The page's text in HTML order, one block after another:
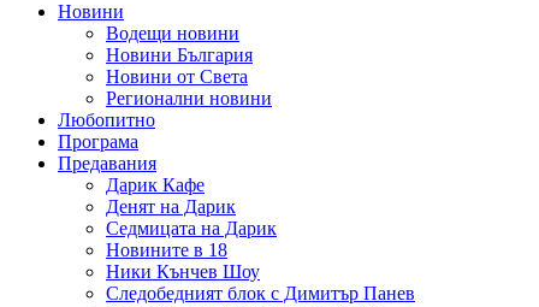
Новини
Водещи новини
Новини България
Новини от Света
Регионални новини
Любопитно
Програма
Предавания
Дарик Кафе
Денят на Дарик
Седмицата на Дарик
Новините в 18
Ники Кънчев Шоу
Следобедният блок с Димитър Панев